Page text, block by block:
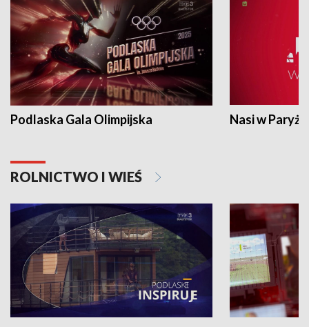
Podlaska Gala Olimpijska Nasi w Paryżu
ROLNICTWO I WIEŚ